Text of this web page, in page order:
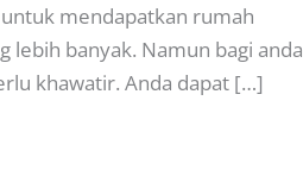
mendapatkan rumah
lebih banyak. Namun bagi anda
khawatir. Anda dapat […]